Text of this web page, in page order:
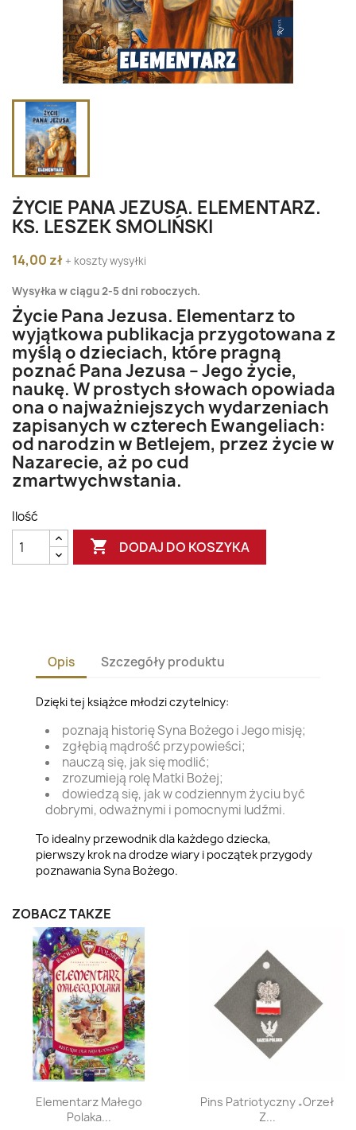
ŻYCIE PANA JEZUSA. ELEMENTARZ.
KS. LESZEK SMOLIŃSKI
14,00 zł + koszty wysyłki
Wysyłka w ciągu 2-5 dni roboczych.
Życie Pana Jezusa. Elementarz to
wyjątkowa publikacja przygotowana z
myślą o dzieciach, które pragną
poznać Pana Jezusa – Jego życie,
naukę. W prostych słowach opowiada
ona o najważniejszych wydarzeniach
zapisanych w czterech Ewangeliach:
od narodzin w Betlejem, przez życie w
Nazarecie, aż po cud
zmartwychwstania.
Ilość
 DODAJ DO KOSZYKA
Opis Szczegóły produktu
Dzięki tej książce młodzi czytelnicy:
poznają historię Syna Bożego i Jego misję;
zgłębią mądrość przypowieści;
nauczą się, jak się modlić;
zrozumieją rolę Matki Bożej;
dowiedzą się, jak w codziennym życiu być
dobrymi, odważnymi i pomocnymi ludźmi.
To idealny przewodnik dla każdego dziecka,
pierwszy krok na drodze wiary i początek przygody
poznawania Syna Bożego.
ZOBACZ TAKŻE
Szybki podgląd
Elementarz Małego
Polaka...
Szybki podgląd
Pins Patriotyczny „Orzeł
Z...